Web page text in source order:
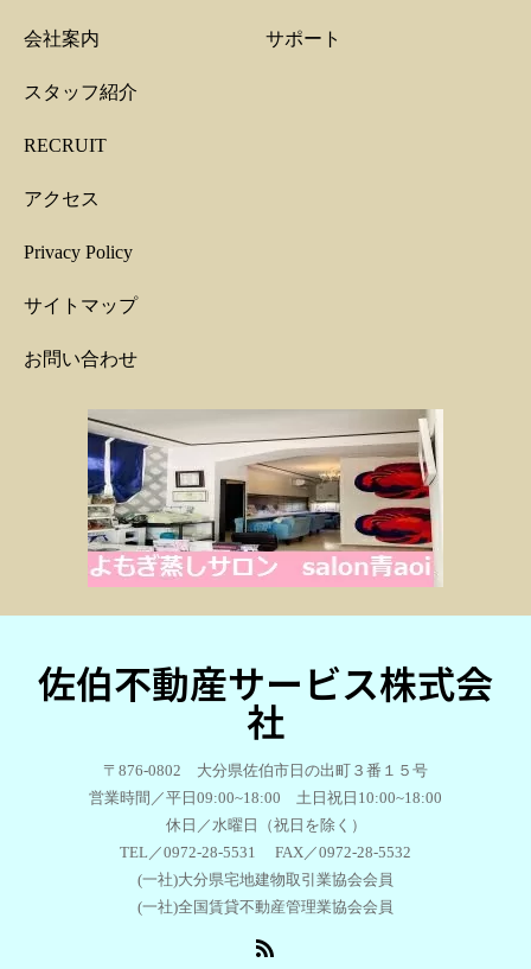
会社案内
スタッフ紹介
RECRUIT
アクセス
Privacy Policy
サイトマップ
お問い合わせ
サポート
佐伯不動産サービス株式会
社
〒876-0802 大分県佐伯市日の出町３番１５号
営業時間／平日09:00~18:00 土日祝日10:00~18:00
休日／水曜日（祝日を除く）
TEL／0972-28-5531 FAX／0972-28-5532
(一社)大分県宅地建物取引業協会会員
(一社)全国賃貸不動産管理業協会会員